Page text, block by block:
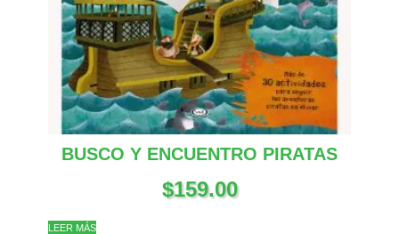
BUSCO Y ENCUENTRO PIRATAS
$159.00
LEER MÁS